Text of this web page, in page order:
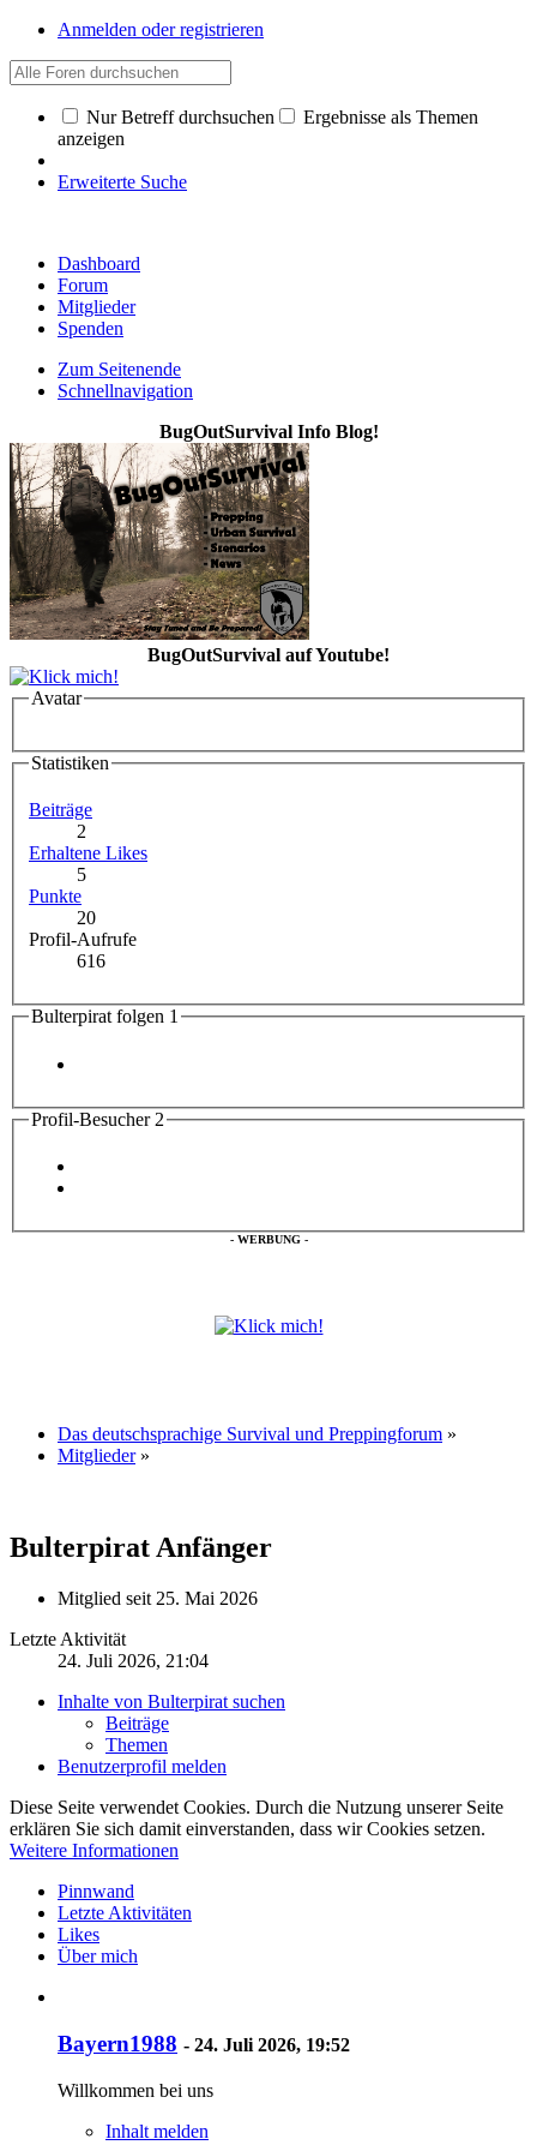
Anmelden oder registrieren
Nur Betreff durchsuchen
Ergebnisse als Themen
anzeigen
Erweiterte Suche
Dashboard
Forum
Mitglieder
Spenden
Zum Seitenende
Schnellnavigation
BugOutSurvival Info Blog!
BugOutSurvival auf Youtube!
Avatar
Statistiken
Beiträge
2
Erhaltene Likes
5
Punkte
20
Profil-Aufrufe
616
Bulterpirat folgen 1
Profil-Besucher 2
- WERBUNG -
Das deutschsprachige Survival und Preppingforum »
Mitglieder »
BulterpiratAnfänger
Mitglied seit 25. Mai 2026
Letzte Aktivität
24. Juli 2026, 21:04
Inhalte von Bulterpirat suchen
Beiträge
Themen
Benutzerprofil melden
Diese Seite verwendet Cookies. Durch die Nutzung unserer Seite
erklären Sie sich damit einverstanden, dass wir Cookies setzen.
Weitere Informationen
Pinnwand
Letzte Aktivitäten
Likes
Über mich
Bayern1988 - 24. Juli 2026, 19:52
Willkommen bei uns
Inhalt melden